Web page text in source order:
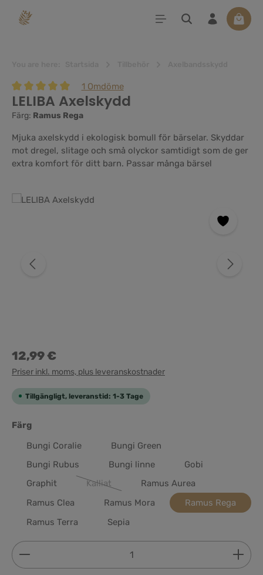
Genomsnittligt betyg på 5 av 5 stjärnor
1 Omdöme
LELIBA Axelskydd
Färg: Ramus Rega
Mjuka axelskydd i ekologisk bomull för bärselar. Skyddar
mot dregel, slitage och små olyckor samtidigt som de ger
extra komfort för ditt barn. Passar många bärsel
Hoppa över bildgalleri
12,99 €
Priser inkl. moms, plus leveranskostnader
Tillgängligt, leveranstid: 1-3 Tage
Välj
Färg
Bungi Coralie
Bungi Green
Bungi Rubus
Bungi linne
Gobi
Graphit
Kalliat
(Det här alternativet är för närvarande inte
Ramus Aurea
Ramus Clea
Ramus Mora
Ramus Rega
Ramus Terra
Sepia
Produktkvantitet: Ange önskat belopp eller